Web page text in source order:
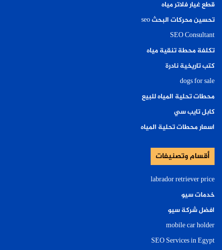
قطع غيار فلاتر مياه
تحسين محركات البحث seo
SEO Consultant
تكلفة محطة تنقية مياه
كتب تاريخية نادرة
dogs for sale
محطات تحلية المياه للبيع
كابل تايب سي
اسعار محطات تحلية المياه
أقسام وتصنيفات
labrador retriever price
خدمات سيو
افضل شركة سيو
mobile car holder
SEO Services in Egypt